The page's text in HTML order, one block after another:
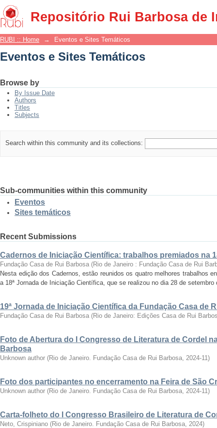
Repositório Rui Barbosa de
Eventos e Sites Temáticos
RUBI :: Home → Eventos e Sites Temáticos
Eventos e Sites Temáticos
Browse by
By Issue Date
Authors
Titles
Subjects
Search within this community and its collections:
Sub-communities within this community
Eventos
Sites temáticos
Recent Submissions
Cadernos de Iniciação Científica: trabalhos premiados na
Fundação Casa de Rui Barbosa (Rio de Janeiro : Fundação Casa de Rui
Nesta edição dos Cadernos, estão reunidos os quatro melhores trabalhos
a 18ª Jornada de Iniciação Científica, que se realizou no dia 28 de
19ª Jornada de Iniciação Científica da Fundação Casa de
Fundação Casa de Rui Barbosa (Rio de Janeiro: Edições Casa de Rui
Foto de Abertura do I Congresso de Literatura de Cordel
Barbosa
Unknown author (Rio de Janeiro. Fundação Casa de Rui Barbosa, 2024-11)
Foto dos participantes no encerramento na Feira de São
Unknown author (Rio de Janeiro. Fundação Casa de Rui Barbosa, 2024-11)
Carta-folheto do I Congresso Brasileiro de Literatura de
Neto, Crispiniano (Rio de Janeiro. Fundação Casa de Rui Barbosa, 2024)